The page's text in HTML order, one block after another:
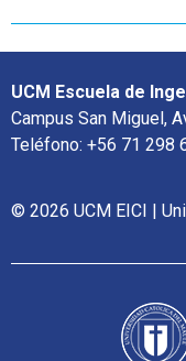
UCM Escuela de
Campus San Miguel,
Teléfono: +56 71 298
© 2026 UCM EICI |